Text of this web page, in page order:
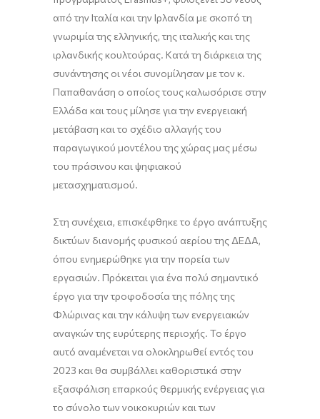
από την Ιταλία και την Ιρλανδία με σκοπό τη
γνωριμία της ελληνικής, της ιταλικής και της
ιρλανδικής κουλτούρας. Κατά τη διάρκεια της
συνάντησης οι νέοι συνομίλησαν με τον κ.
Παπαθανάση ο οποίος τους καλωσόρισε στην
Ελλάδα και τους μίλησε για την ενεργειακή
μετάβαση και το σχέδιο αλλαγής του
παραγωγικού μοντέλου της χώρας μας μέσω
του πράσινου και ψηφιακού
μετασχηματισμού.
Στη συνέχεια, επισκέφθηκε το έργο ανάπτυξης
δικτύων διανομής φυσικού αερίου της ΔΕΔΑ,
όπου ενημερώθηκε για την πορεία των
εργασιών. Πρόκειται για ένα πολύ σημαντικό
έργο για την τροφοδοσία της πόλης της
Φλώρινας και την κάλυψη των ενεργειακών
αναγκών της ευρύτερης περιοχής. Το έργο
αυτό αναμένεται να ολοκληρωθεί εντός του
2023 και θα συμβάλλει καθοριστικά στην
εξασφάλιση επαρκούς θερμικής ενέργειας για
το σύνολο των νοικοκυριών και των